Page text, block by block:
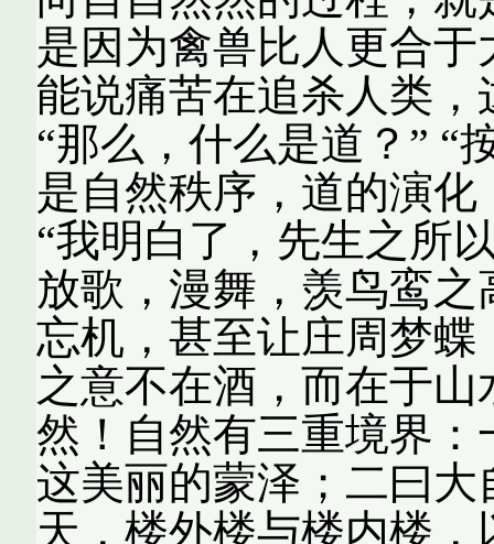
是因为禽兽比人更合于
能说痛苦在追杀人类
“那么，什么是道？” “
是自然秩序，道的演
“我明白了，先生之所
放歌，漫舞，羡鸟鸾
忘机，甚至让庄周梦
之意不在酒，而在于
然！自然有三重境界
这美丽的蒙泽；二曰
天，楼外楼与楼内楼